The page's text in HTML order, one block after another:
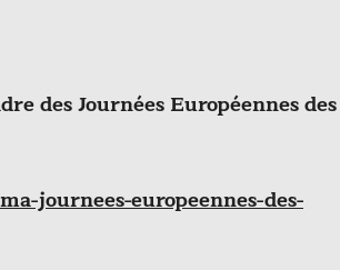
des Journées Européennes des
journees-europeennes-des-